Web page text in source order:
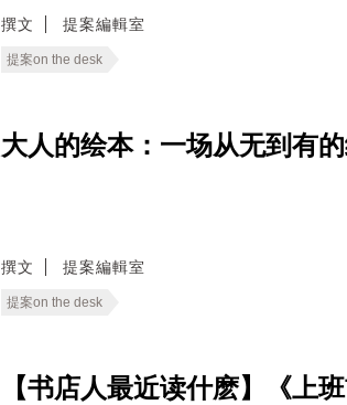
撰文 提案編輯室
提案on the desk
大人的绘本：一场从无到有
撰文 提案編輯室
提案on the desk
【书店人最近读什麽】《上